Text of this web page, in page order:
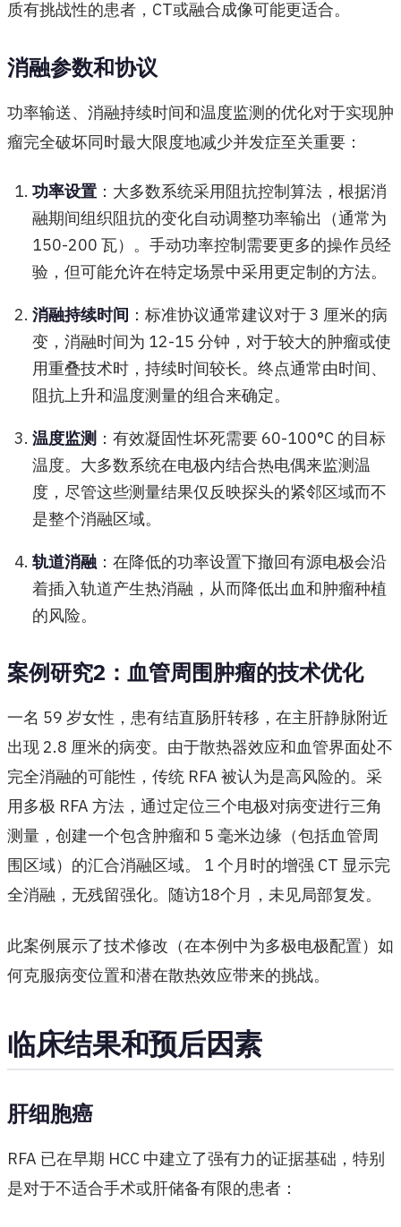
质有挑战性的患者，CT或融合成像可能更适合。
消融参数和协议
功率输送、消融持续时间和温度监测的优化对于实现肿
瘤完全破坏同时最大限度地减少并发症至关重要：
功率设置 ：大多数系统采用阻抗控制算法，根据消
融期间组织阻抗的变化自动调整功率输出（通常为
150-200 瓦）。手动功率控制需要更多的操作员经
验，但可能允许在特定场景中采用更定制的方法。
消融持续时间 ：标准协议通常建议对于 3 厘米的病
变，消融时间为 12-15 分钟，对于较大的肿瘤或使
用重叠技术时，持续时间较长。终点通常由时间、
阻抗上升和温度测量的组合来确定。
温度监测 ：有效凝固性坏死需要 60-100°C 的目标
温度。大多数系统在电极内结合热电偶来监测温
度，尽管这些测量结果仅反映探头的紧邻区域而不
是整个消融区域。
轨道消融 ：在降低的功率设置下撤回有源电极会沿
着插入轨道产生热消融，从而降低出血和肿瘤种植
的风险。
案例研究2：血管周围肿瘤的技术优化
一名 59 岁女性，患有结直肠肝转移，在主肝静脉附近
出现 2.8 厘米的病变。由于散热器效应和血管界面处不
完全消融的可能性，传统 RFA 被认为是高风险的。采
用多极 RFA 方法，通过定位三个电极对病变进行三角
测量，创建一个包含肿瘤和 5 毫米边缘（包括血管周
围区域）的汇合消融区域。 1 个月时的增强 CT 显示完
全消融，无残留强化。随访18个月，未见局部复发。
此案例展示了技术修改（在本例中为多极电极配置）如
何克服病变位置和潜在散热效应带来的挑战。
临床结果和预后因素
肝细胞癌
RFA 已在早期 HCC 中建立了强有力的证据基础，特别
是对于不适合手术或肝储备有限的患者：